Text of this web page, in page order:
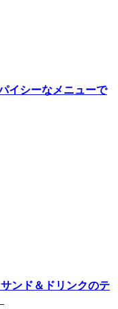
イシーなメニューで
ンド＆ドリンクのテ